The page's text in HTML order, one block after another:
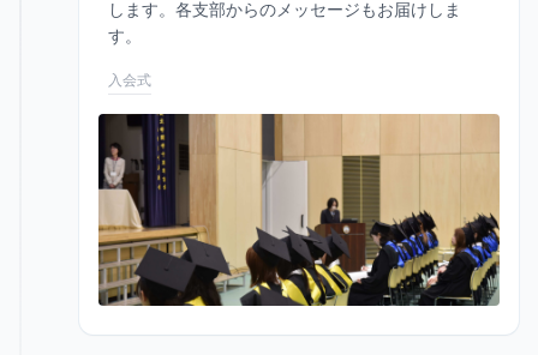
します。各支部からのメッセージもお届けしま
す。
入会式